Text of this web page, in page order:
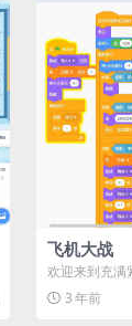
飞机大战
欢迎来到充满
戏中，你将扮
3 年前